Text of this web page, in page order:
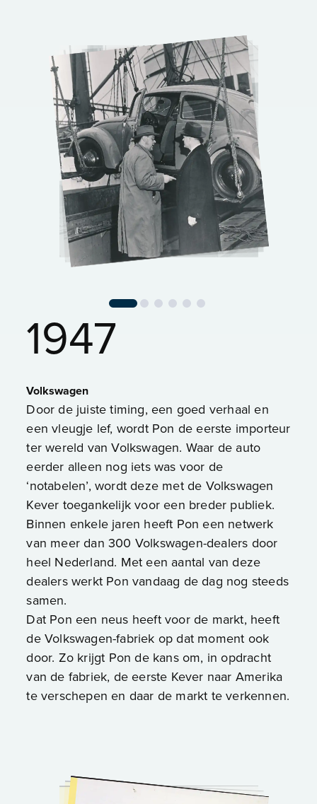
1947
Volkswagen
Door de juiste timing, een goed verhaal en
een vleugje lef, wordt Pon de eerste importeur
ter wereld van Volkswagen. Waar de auto
eerder alleen nog iets was voor de
‘notabelen’, wordt deze met de Volkswagen
Kever toegankelijk voor een breder publiek.
Binnen enkele jaren heeft Pon een netwerk
van meer dan 300 Volkswagen-dealers door
heel Nederland. Met een aantal van deze
dealers werkt Pon vandaag de dag nog steeds
samen.
Dat Pon een neus heeft voor de markt, heeft
de Volkswagen-fabriek op dat moment ook
door. Zo krijgt Pon de kans om, in opdracht
van de fabriek, de eerste Kever naar Amerika
te verschepen en daar de markt te verkennen.